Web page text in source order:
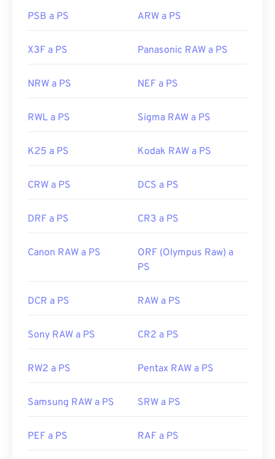
PSB a PS ARW a PS
X3F a PS Panasonic RAW a PS
NRW a PS NEF a PS
RWL a PS Sigma RAW a PS
K25 a PS Kodak RAW a PS
CRW a PS DCS a PS
DRF a PS CR3 a PS
Canon RAW a PS
ORF (Olympus Raw) a
PS
DCR a PS RAW a PS
Sony RAW a PS CR2 a PS
RW2 a PS Pentax RAW a PS
Samsung RAW a PS SRW a PS
PEF a PS RAF a PS